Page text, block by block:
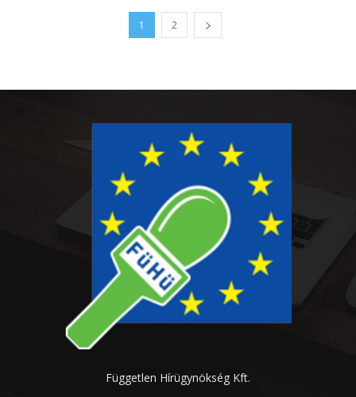
1 2
Független Hírügynökség Kft.